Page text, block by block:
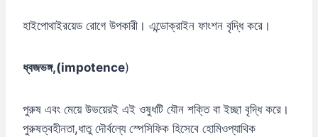
হাইপোথাইরয়েড রোগে উপকারী। এন্ডোক্রাইন ফাংশন বৃদ্ধি করে।
ধ্বজভঙ্গ,(impotence)
পুরুষ এবং মেয়ে উভয়েরই এই ওষুধটি যৌন শক্তি বা ইচ্ছা বৃদ্ধি করে।
পুরুষত্বহীনতা,ধাতু দৌর্বল্যে স্পেসিফিক হিসেবে হোমিওপ্যাথিক